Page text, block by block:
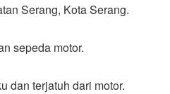
Serang, Kota Serang.
sepeda motor.
dan terjatuh dari motor.